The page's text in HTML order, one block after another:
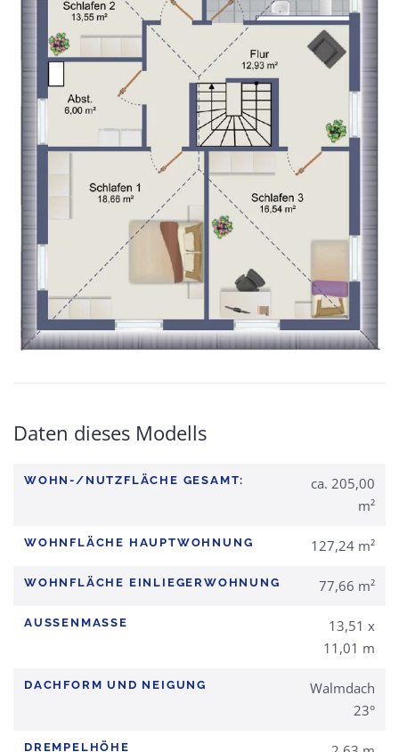
Daten dieses Modells
WOHN-/NUTZFLÄCHE GESAMT:
ca. 205,00
m²
WOHNFLÄCHE HAUPTWOHNUNG 127,24 m²
WOHNFLÄCHE EINLIEGERWOHNUNG 77,66 m²
AUSSENMASSE
13,51 x
11,01 m
DACHFORM UND NEIGUNG
Walmdach
23°
DREMPELHÖHE